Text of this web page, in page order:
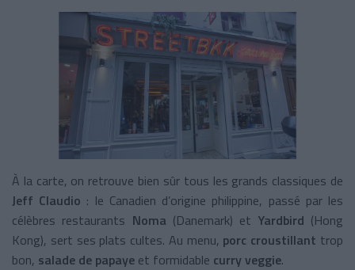
À la carte, on retrouve bien sûr tous les grands classiques de
Jeff Claudio : le Canadien d’origine philippine, passé par les
célèbres restaurants Noma (Danemark) et Yardbird (Hong
Kong), sert ses plats cultes. Au menu, porc croustillant trop
bon, salade de papaye et formidable curry veggie.